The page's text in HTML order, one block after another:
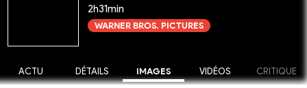
2h31min
WARNER BROS. PICTURES
ACTU DÉTAILS IMAGES VIDÉOS CRITIQUE